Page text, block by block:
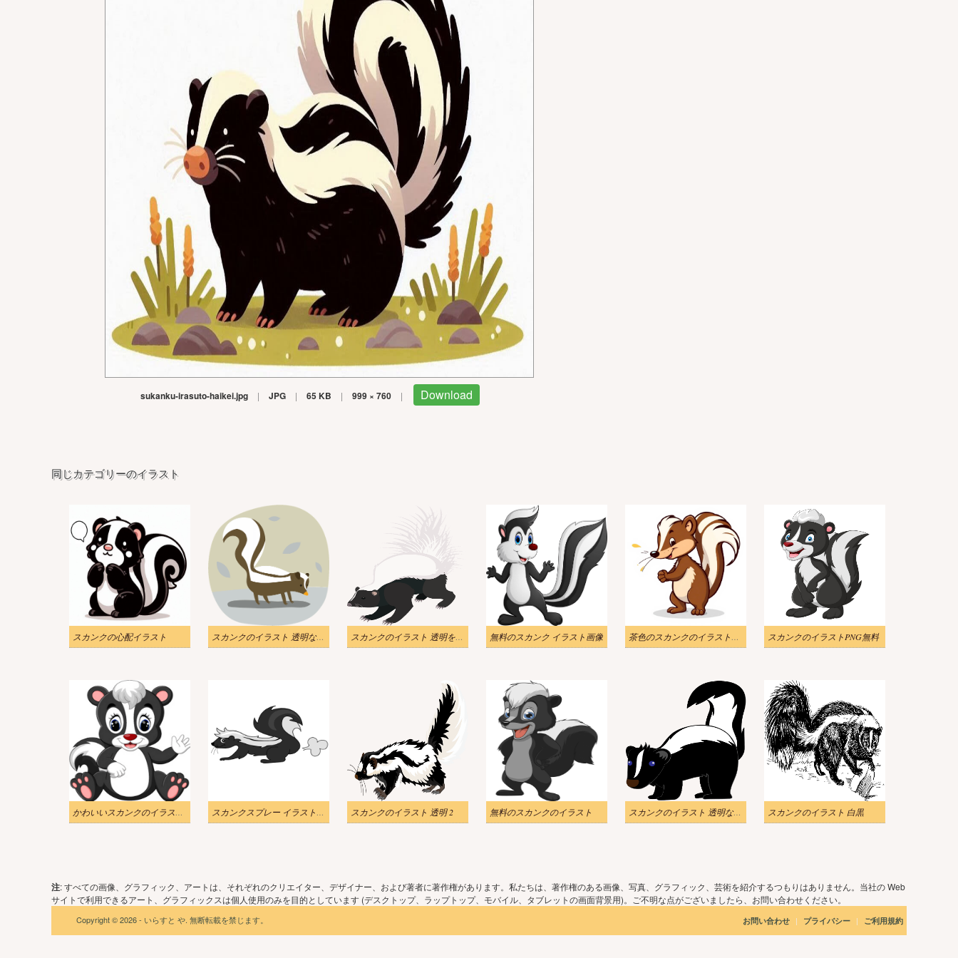
sukanku-irasuto-haikei.jpg | JPG | 65 KB | 999 × 760 | Download
同じカテゴリーのイラスト
スカンクの心配イラスト スカンクのイラスト 透明な背景 4 スカンクのイラスト 透明をダウンロード 無料のスカンク イラスト画像 茶色のスカンクのイラスト漫画 2 スカンクのイラストPNG無料
かわいいスカンクのイラスト無料 2 スカンクスプレー イラスト 無料 スカンクのイラスト 透明 2 無料のスカンクのイラスト スカンクのイラスト 透明な背景 スカンクのイラスト 白黒
注: すべての画像、グラフィック、アートは、それぞれのクリエイター、デザイナー、および著者に著作権があります。私たちは、著作権のある画像、写真、グラフィック、芸術を紹介するつもりはありません。当社の Web
サイトで利用できるアート、グラフィックスは個人使用のみを目的としています (デスクトップ、ラップトップ、モバイル、タブレットの画面背景用)。ご不明な点がございましたら、お問い合わせください。
Copyright © 2026 - いらすと や. 無断転載を禁じます。 お問い合わせ | プライバシー | ご利用規約